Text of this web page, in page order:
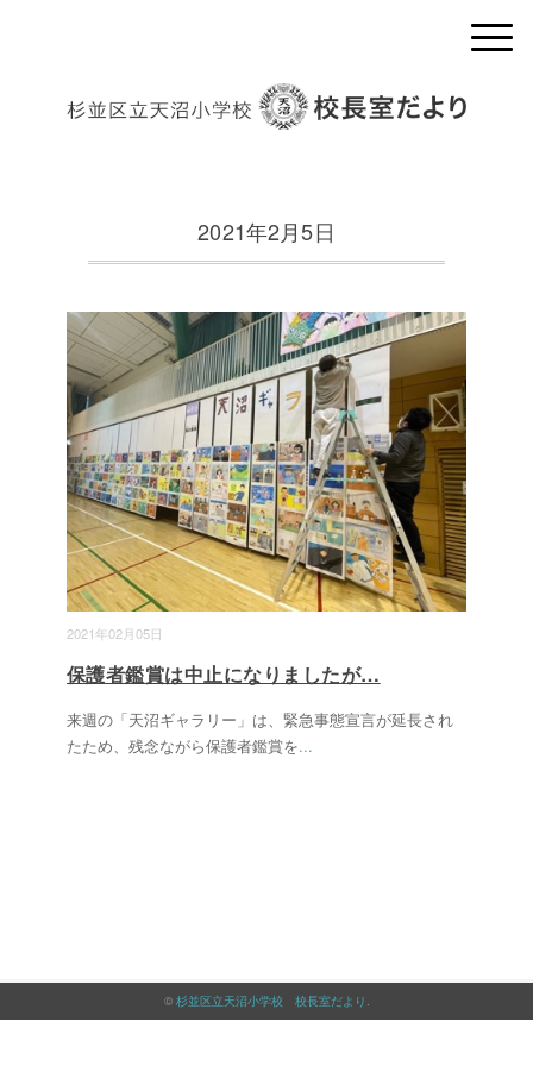
2021年2月5日
2021年02月05日
保護者鑑賞は中止になりましたが…
来週の「天沼ギャラリー」は、緊急事態宣言が延長され
たため、残念ながら保護者鑑賞を...
© 杉並区立天沼小学校 校長室だより .